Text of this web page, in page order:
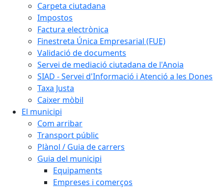
Carpeta ciutadana
Impostos
Factura electrònica
Finestreta Única Empresarial (FUE)
Validació de documents
Servei de mediació ciutadana de l'Anoia
SIAD - Servei d'Informació i Atenció a les Dones
Taxa Justa
Caixer mòbil
El municipi
Com arribar
Transport públic
Plànol / Guia de carrers
Guia del municipi
Equipaments
Empreses i comerços